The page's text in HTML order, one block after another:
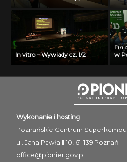
In vitro – Wywiady cz. 1/2
w
Wykonanie i hosting
Poznańskie Centrum
ul. Jana Pawła II 10, 61-139 Poznań
office@pionier.gov.pl